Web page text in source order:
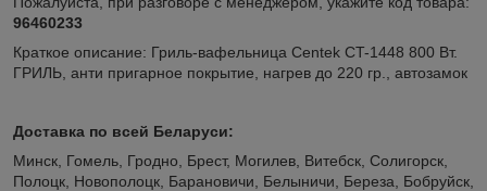
96460233
Краткое описание: Гриль-вафельница Centek CT-1448 800 Вт.
ГРИЛЬ, анти пригарное покрытие, нагрев до 220 гр., автозамок
Доставка по всей Беларуси:
Минск, Гомель, Гродно, Брест, Могилев, Витебск, Солигорск,
Полоцк, Новополоцк, Барановичи, Белыничи, Береза, Бобруйск,